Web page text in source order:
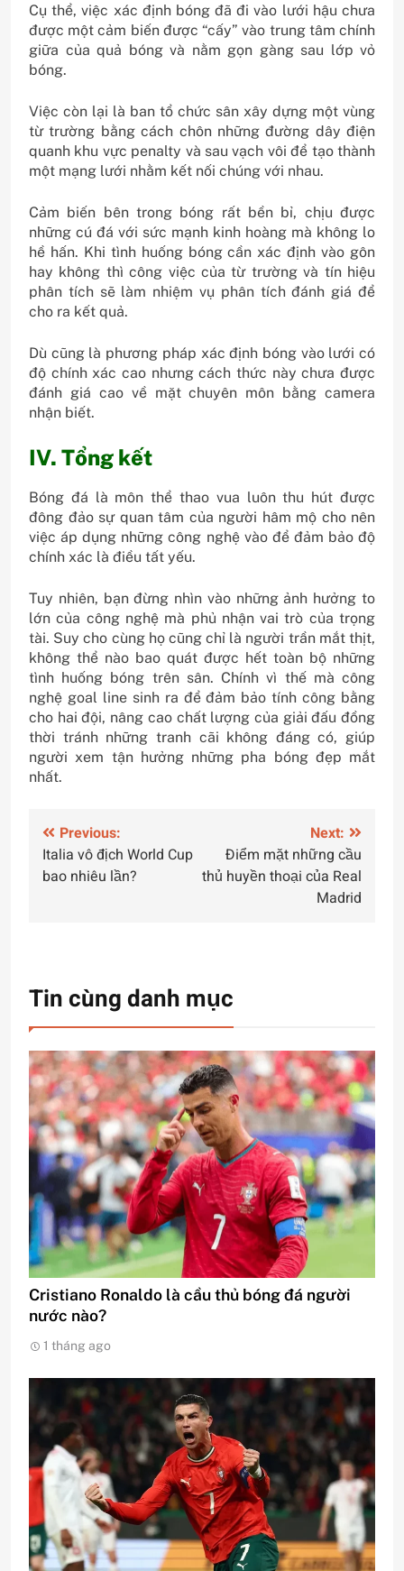
Cụ thể, việc xác định bóng đã đi vào lưới hậu chưa
được một cảm biến được “cấy” vào trung tâm chính
giữa của quả bóng và nằm gọn gàng sau lớp vỏ
bóng.
Việc còn lại là ban tổ chức sân xây dựng một vùng
từ trường bằng cách chôn những đường dây điện
quanh khu vực penalty và sau vạch vôi để tạo thành
một mạng lưới nhằm kết nối chúng với nhau.
Cảm biến bên trong bóng rất bền bỉ, chịu được
những cú đá với sức mạnh kinh hoàng mà không lo
hề hấn. Khi tình huống bóng cần xác định vào gôn
hay không thì công việc của từ trường và tín hiệu
phân tích sẽ làm nhiệm vụ phân tích đánh giá để
cho ra kết quả.
Dù cũng là phương pháp xác định bóng vào lưới có
độ chính xác cao nhưng cách thức này chưa được
đánh giá cao về mặt chuyên môn bằng camera
nhận biết.
IV. Tổng kết
Bóng đá là môn thể thao vua luôn thu hút được
đông đảo sự quan tâm của người hâm mộ cho nên
việc áp dụng những công nghệ vào để đảm bảo độ
chính xác là điều tất yếu.
Tuy nhiên, bạn đừng nhìn vào những ảnh hưởng to
lớn của công nghệ mà phủ nhận vai trò của trọng
tài. Suy cho cùng họ cũng chỉ là người trần mắt thịt,
không thể nào bao quát được hết toàn bộ những
tình huống bóng trên sân. Chính vì thế mà công
nghệ goal line sinh ra để đảm bảo tính công bằng
cho hai đội, nâng cao chất lượng của giải đấu đồng
thời tránh những tranh cãi không đáng có, giúp
người xem tận hưởng những pha bóng đẹp mắt
nhất.
Điều
hướng
Previous:
Italia vô địch World Cup
bao nhiêu lần?
Next:
Điểm mặt những cầu
thủ huyền thoại của Real
Madrid
Tin cùng danh mục
Cristiano Ronaldo là cầu thủ bóng đá người
nước nào?
1 tháng ago